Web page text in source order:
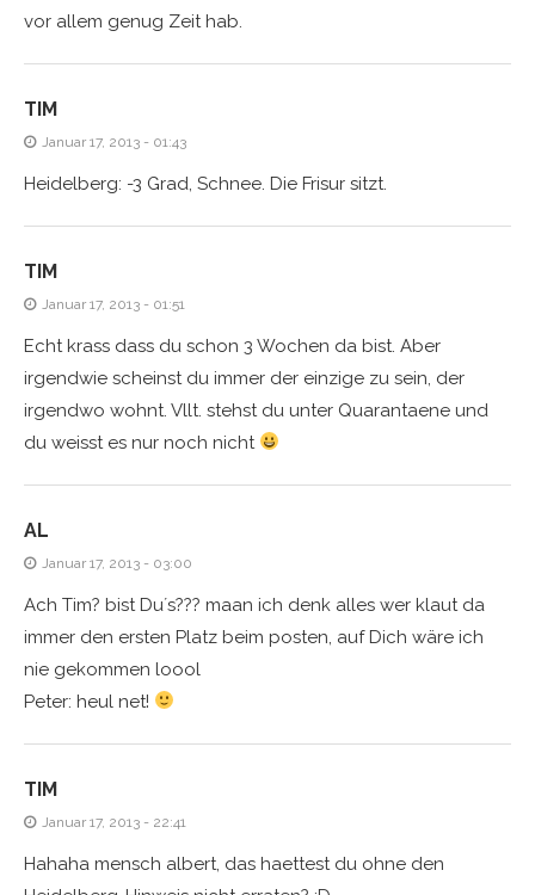
vor allem genug Zeit hab.
TIM
Januar 17, 2013 - 01:43
Heidelberg: -3 Grad, Schnee. Die Frisur sitzt.
TIM
Januar 17, 2013 - 01:51
Echt krass dass du schon 3 Wochen da bist. Aber
irgendwie scheinst du immer der einzige zu sein, der
irgendwo wohnt. Vllt. stehst du unter Quarantaene und
du weisst es nur noch nicht
AL
Januar 17, 2013 - 03:00
Ach Tim? bist Du´s??? maan ich denk alles wer klaut da
immer den ersten Platz beim posten, auf Dich wäre ich
nie gekommen loool
Peter: heul net!
TIM
Januar 17, 2013 - 22:41
Hahaha mensch albert, das haettest du ohne den